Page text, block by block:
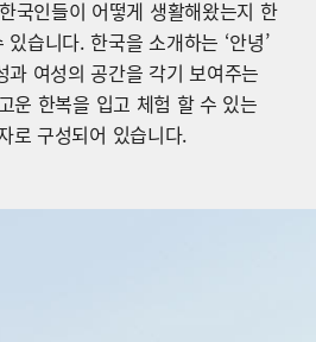
국인들이 어떻게 생활해왔는지 한
습니다. 한국을 소개하는 ‘안녕’
과 여성의 공간을 각기 보여주는
운 한복을 입고 체험 할 수 있는
로 구성되어 있습니다.